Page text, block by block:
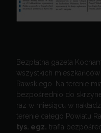
Bezpłatna gazeta
wszystkich
Rawskiego. Na terenie
bezpośrednio do
raz w miesiącu w
terenie całego Powiatu
tys. egz. trafia